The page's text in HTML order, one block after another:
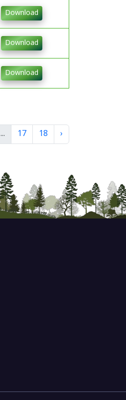
Download
Download
Download
... 17 18 ›